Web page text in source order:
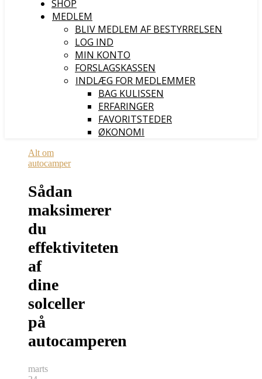
SHOP
MEDLEM
BLIV MEDLEM AF BESTYRRELSEN
LOG IND
MIN KONTO
FORSLAGSKASSEN
INDLÆG FOR MEDLEMMER
BAG KULISSEN
ERFARINGER
FAVORITSTEDER
ØKONOMI
Alt om
autocamper
Sådan
maksimerer
du
effektiviteten
af
dine
solceller
på
autocamperen
marts